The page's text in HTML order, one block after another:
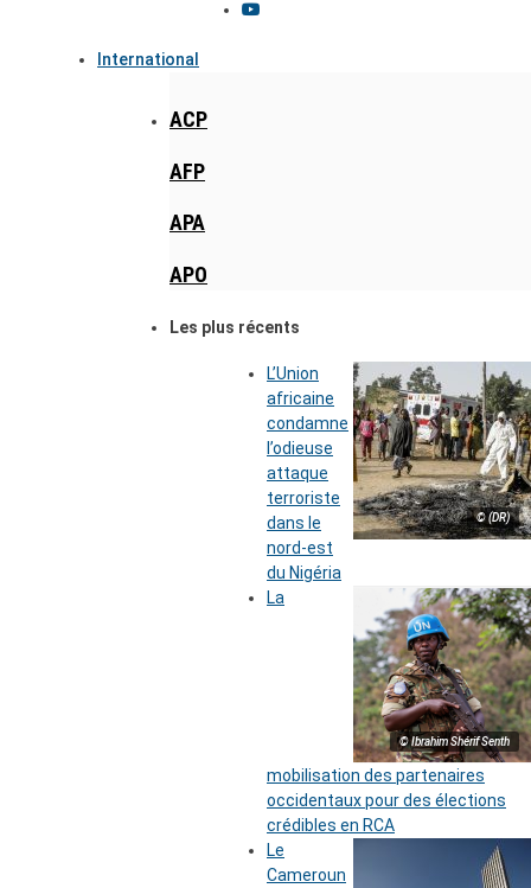
International
ACP
AFP
APA
APO
Les plus récents
© (DR)
L’Union
africaine
condamne
l’odieuse
attaque
terroriste
dans le
nord-est
du Nigéria
© Ibrahim Shérif Senth
La
mobilisation des partenaires
occidentaux pour des élections
crédibles en RCA
Le
Cameroun